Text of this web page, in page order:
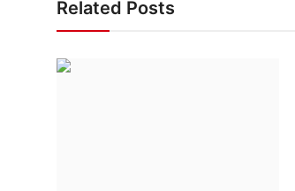
Related Posts